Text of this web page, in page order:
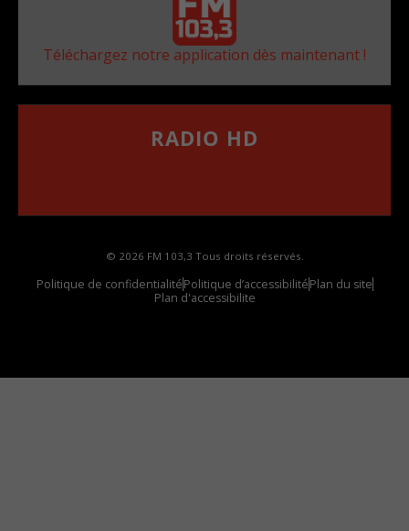
Téléchargez notre application dès maintenant !
RADIO HD
© 2026 FM 103,3 Tous droits réservés.
Politique de confidentialitéPolitique d’accessibilitéPlan du site
Plan d'accessibilite